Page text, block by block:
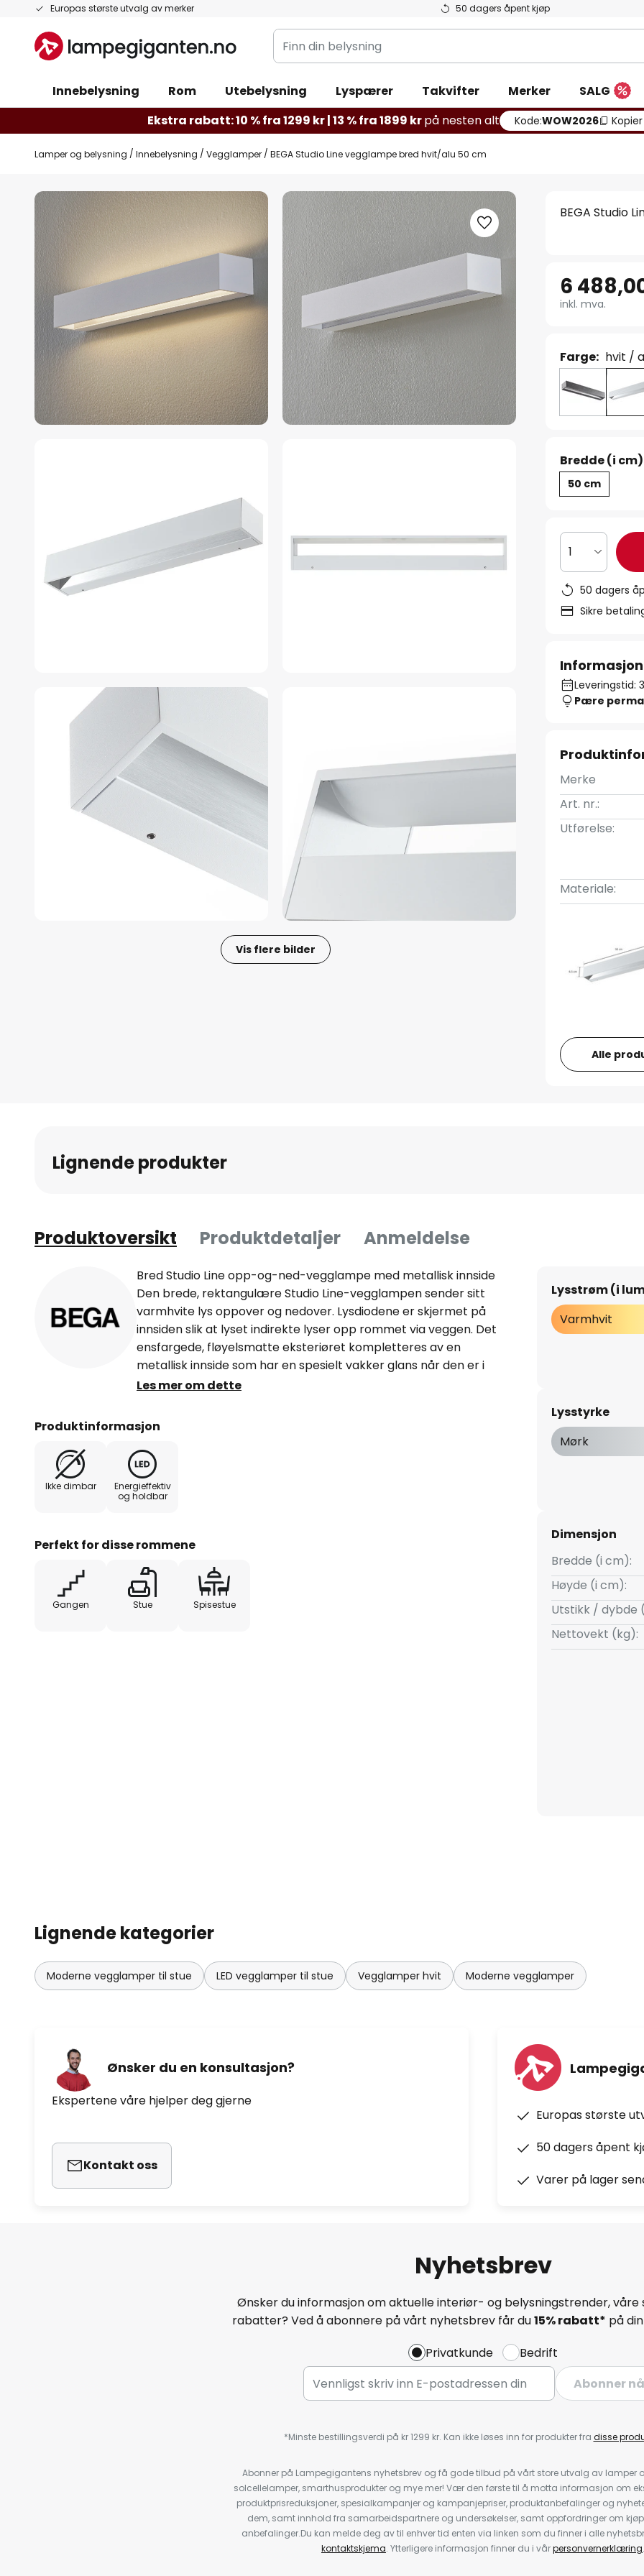
Europas største utvalg av merker 50 dagers åpent kjøp
Hopp
innhold
Finn
din
Innebelysning
Rom Utebelysning Lyspærer Takvifter Merker
SALG
Ekstra rabatt: 10 % fra 1299 kr | 13 % fra 1899 krpå nesten alt Kode:WOW2026 Kopier
Lamper og belysning Innebelysning Vegglamper BEGA Studio Line vegglampe bred hvit/alu 50 cm
Gå
til
slutten
av
bildegalleri
Vis flere bilder
BEGA Studio
6
inkl. mva.
Farge: hvit /
Bredde (i
50 cm
1
50 dagers
Sikre
Leveringstid:
Pære
Merke
Art. nr.:
Utførelse:
Materiale:
Alle
Lignende produkter
Produktoversikt Produktdetaljer Anmeldelse
Bred Studio Line opp-og-ned-vegglampe med metallisk innside
Den brede, rektangulære Studio Line-vegglampen sender sitt
varmhvite lys oppover og nedover. Lysdiodene er skjermet på
innsiden slik at lyset indirekte lyser opp rommet via veggen. Det
ensfargede, fløyelsmatte eksteriøret kompletteres av en
metallisk innside som har en spesielt vakker glans når den er i
bruk. Produsenten BEGA, som holder til i Menden i Nordrhein-
De egenutviklede LED-modulene imponerer med høy
effektivitet og lang levetid.
Les mer om dette
Produktinformasjon
Ikke dimbar
Energieffektiv
og holdbar
Perfekt for disse rommene
Gangen Stue Spisestue
Lysstrøm (i
Varmhvit
Lysstyrke
Mørk
Dimensjon
Bredde (i cm):
Høyde (i cm):
Utstikk / dybde
Nettovekt (kg):
Lignende kategorier
Moderne vegglamper til stue LED vegglamper til stue Vegglamper hvit Moderne vegglamper
Ønsker du en konsultasjon?
Ekspertene våre hjelper deg gjerne
Kontakt oss
Europas største
50 dagers åpent
Varer på lager
Nyhetsbrev
Ønsker du informasjon om aktuelle interiør- og belysningstrender, våre
rabatter? Ved å abonnere på vårt nyhetsbrev får du15% rabatt* på
Privatkunde
Bedrift
Abonner nå
*Minste bestillingsverdi på kr 1299 kr. Kan ikke løses inn for produkter fra disse
Abonner på Lampegigantens nyhetsbrev og få gode tilbud på vårt store utvalg av lamper
solcellelamper, smarthusprodukter og mye mer! Vær den første til å motta informasjon om
produktprisreduksjoner, spesialkampanjer og kampanjepriser, produktanbefalinger og
dem, samt innhold fra samarbeidspartnere og undersøkelser, samt oppfordringer om
anbefalinger.Du kan melde deg av til enhver tid enten via linken som du finner i alle
kontaktskjema. Ytterligere informasjon finner du i vårpersonvernerklæring.